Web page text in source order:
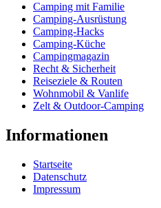
Camping mit Familie
Camping-Ausrüstung
Camping-Hacks
Camping-Küche
Campingmagazin
Recht & Sicherheit
Reiseziele & Routen
Wohnmobil & Vanlife
Zelt & Outdoor-Camping
Informationen
Startseite
Datenschutz
Impressum